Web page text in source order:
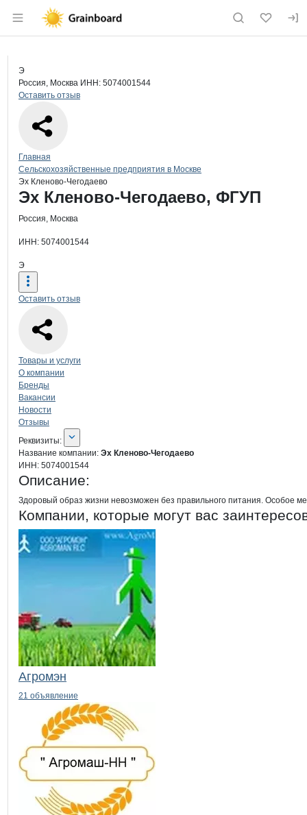
Раздел навигации по сайту
Страница компании
Страница компании
Краткая информация о компании
Э
Россия, Москва ИНН: 5074001544
Оставить отзыв
Навигация по сайту
Главная
Сельскохозяйственные предприятия в Москве
Эх Кленово-Чегодаево
Основная информация о компании
Эх Кленово-Чегодаево, ФГУП
Россия, Москва
ИНН: 5074001544
Э
Оставить отзыв
Навигация по странице
Товары и услуги
О компании
Бренды
Вакансии
Новости
Отзывы
О компании
Реквизиты
Реквизиты:
Название компании: Эх Кленово-Чегодаево
ИНН: 5074001544
Описание:
Здоровый образ жизни невозможен без правильного питания. Особое
Компании, которые могут вас
Агромэн
21 объявление